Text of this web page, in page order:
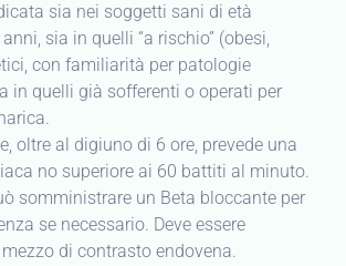
sia nei soggetti sani di età
sia in quelli “a rischio” (obesi,
con familiarità per patologie
in quelli già sofferenti o operati per
oltre al digiuno di 6 ore, prevede una
no superiore ai 60 battiti al minuto.
somministrare un Beta bloccante per
se necessario. Deve essere
di contrasto endovena.